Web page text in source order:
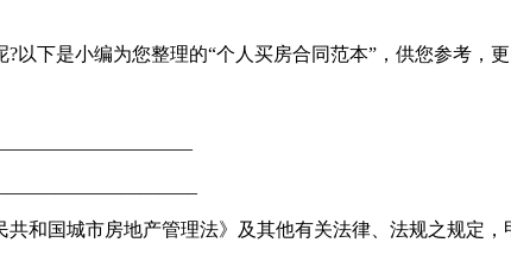
以下是小编为您整理的“个人买房合同范本”，供您参考，更
和国城市房地产管理法》及其他有关法律、法规之规定